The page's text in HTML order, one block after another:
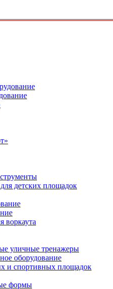
детских площадок
воркаута
уличные тренажеры
оборудование
и спортивных площадок